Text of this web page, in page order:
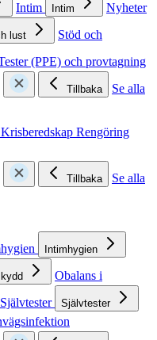
Intim Intim
Nyheter
lust
Stöd och
(PPE) och provtagning
Tillbaka
Se alla
Krisberedskap Rengöring
Tillbaka
Se alla
Intimhygien
Obalans i
Självtester Självtester